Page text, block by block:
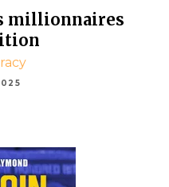
millionnaires